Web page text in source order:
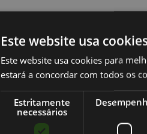
Este website usa
Este website usa cookies para
estará a concordar com todos os
Estritamente
necessários